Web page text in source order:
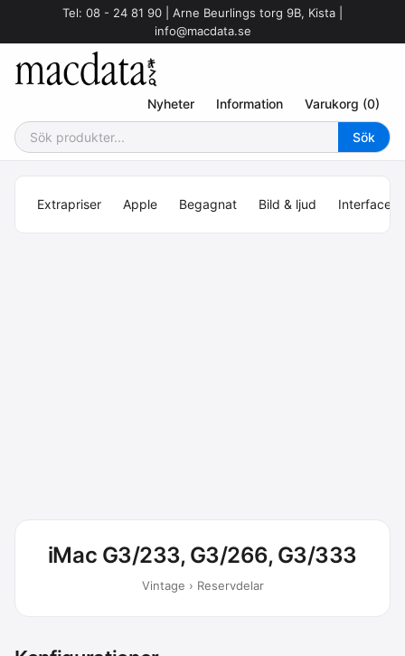
Tel: 08 - 24 81 90 | Arne Beurlings torg 9B, Kista |
info@macdata.se
Nyheter Information Varukorg (0)
Extrapriser Apple Begagnat Bild & ljud Interface
iMac G3/233, G3/266, G3/333
Vintage › Reservdelar